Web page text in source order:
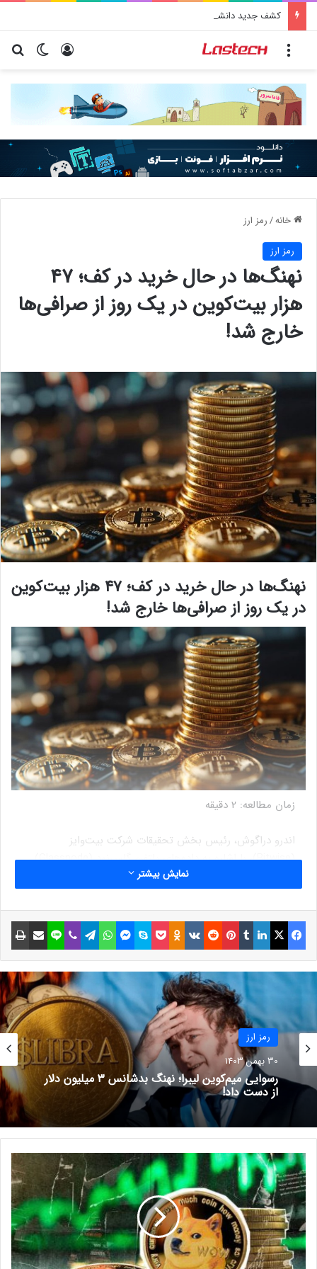
تغییر ورود
خانه/رمز ارز
رمز ارز
نهنگ‌ها در حال خرید در کف؛ ۴۷
هزار بیت‌کوین در یک روز از صرافی‌ها
خارج شد!
نهنگ‌ها در حال خرید در کف؛ ۴۷ هزار بیت‌کوین
در یک روز از صرافی‌ها خارج شد!
زمان مطالعه: 2 دقیقه
اندرو دراگوش، رئیس بخش تحقیقات شرکت بیت‌وایز
(Bitwise)، با اشاره به داده‌های پلتفرم گلس‌نود (Glassnode)
اعلام کرد که روز چهارشنبه، صرافی‌های متمرکز شاهد خروج بیش
از ۱۷ هزار بیت‌کوین، معادل بیش از ۱.۶ میلیارد دلار، بودند.
این رقم، بزرگ‌ترین جریان خروجی بیت‌کوین‌ از صرافی‌ها در یک
روز، از آوریل ۲۰۲۴ به شمار می‌رود.
نوشته های مشابه
پرسودترین و پرضررترین
رمزارزهای امروز (۶ اردیبهشت
۱۴۰۳)
6 اردیبهشت 1403
هشدار تحلیلگر معروف؛ قبل و
بعد از هاوینگ بیت کوین به این
نکات مهم توجه کنید!
29 فروردین 1403
سود‌های بی‌پایان!
خرید میم‌کوین‌های کمیاب و انفجاری بدون کارمزد، فقط در
نمایش بیشتر
فیسبوک ایکس لینکداین تامبلر پینتریست Reddit
VKontakte
Odnoklassniki پاکت اسکایپ مسنجر واتس آپ تلگرام وایبر لاین اشتراک گذاری با ایمیل
رمز ارز
30 بهمن 1403
رسوایی میم‌کوین لیبرا؛ نهنگ بدشانس ۳ میلیون دلار
از دست داد!
خ
ر
ی
د
ه
ا
ی
س